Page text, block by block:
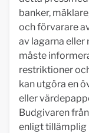
banker,
och förvarare
av lagarna eller
måste
restriktioner
kan utgöra en
eller
Budgivaren
enligt tillämplig